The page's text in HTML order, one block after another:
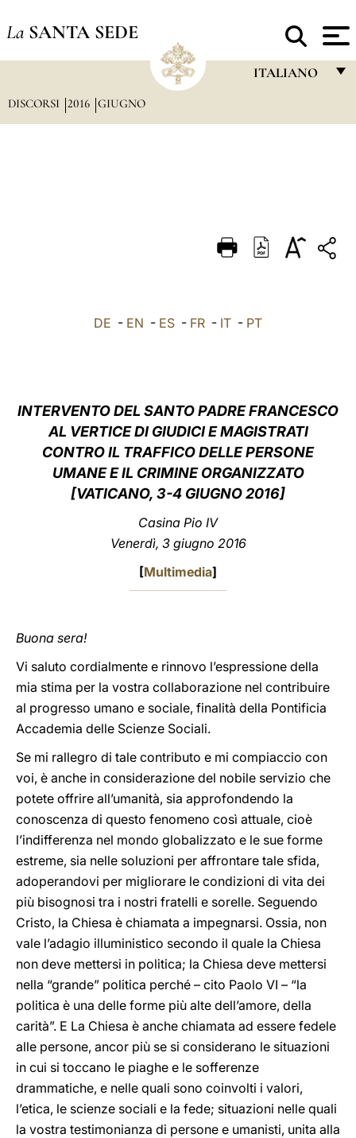
La SANTA SEDE
ITALIANO
DEUTSCH
العربيّة
DISCORSI 2016 GIUGNO
DE - EN - ES - FR - IT - PT
INTERVENTO DEL SANTO PADRE FRANCESCO
AL VERTICE DI GIUDICI E MAGISTRATI
CONTRO IL TRAFFICO DELLE PERSONE
UMANE E IL CRIMINE ORGANIZZATO
[VATICANO, 3-4 GIUGNO 2016]
Casina Pio IV
Venerdì, 3 giugno 2016
[Multimedia]
Buona sera!
Vi saluto cordialmente e rinnovo l’espressione della
mia stima per la vostra collaborazione nel contribuire
al progresso umano e sociale, finalità della Pontificia
Accademia delle Scienze Sociali.
Se mi rallegro di tale contributo e mi compiaccio con
voi, è anche in considerazione del nobile servizio che
potete offrire all’umanità, sia approfondendo la
conoscenza di questo fenomeno così attuale, cioè
l’indifferenza nel mondo globalizzato e le sue forme
estreme, sia nelle soluzioni per affrontare tale sfida,
adoperandovi per migliorare le condizioni di vita dei
più bisognosi tra i nostri fratelli e sorelle. Seguendo
Cristo, la Chiesa è chiamata a impegnarsi. Ossia, non
vale l’adagio illuministico secondo il quale la Chiesa
non deve mettersi in politica; la Chiesa deve mettersi
nella “grande” politica perché – cito Paolo VI – “la
politica è una delle forme più alte dell’amore, della
carità”. E La Chiesa è anche chiamata ad essere fedele
alle persone, ancor più se si considerano le situazioni
in cui si toccano le piaghe e le sofferenze
drammatiche, e nelle quali sono coinvolti i valori,
l’etica, le scienze sociali e la fede; situazioni nelle quali
la vostra testimonianza di persone e umanisti, unita alla